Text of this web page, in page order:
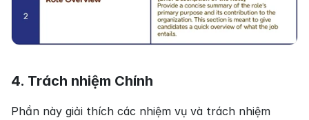
4. Trách nhiệm Chính
Phần này giải thích các nhiệm vụ và trách nhiệm